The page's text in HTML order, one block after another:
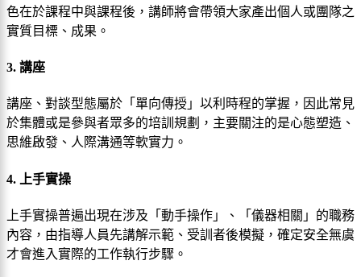
色在於課程中與課程後，講師將會帶領大家產出個人或團隊之
實質目標、成果。
3. 講座
講座、對談型態屬於「單向傳授」以利時程的掌握，因此常見
於集體或是參與者眾多的培訓規劃，主要關注的是心態塑造、
思維啟發、人際溝通等軟實力。
4. 上手實操
上手實操普遍出現在涉及「動手操作」、「儀器相關」的職務
內容，由指導人員先講解示範、受訓者後模擬，確定安全無虞
才會進入實際的工作執行步驟。